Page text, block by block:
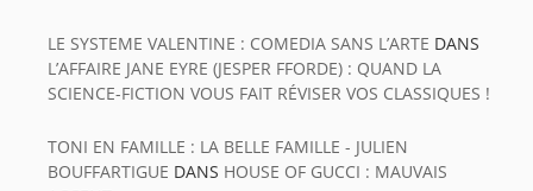
LE SYSTEME VALENTINE : COMEDIA SANS L’ARTE DANS
L’AFFAIRE JANE EYRE (JESPER FFORDE) : QUAND LA
SCIENCE-FICTION VOUS FAIT RÉVISER VOS CLASSIQUES !
TONI EN FAMILLE : LA BELLE FAMILLE - JULIEN
BOUFFARTIGUE DANS HOUSE OF GUCCI : MAUVAIS